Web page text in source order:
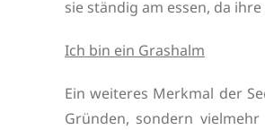
sie ständig am essen, da
Ich bin ein Grashalm
Ein weiteres Merkmal der
Gründen, sondern